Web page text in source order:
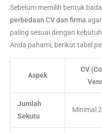
Sebelum memilih bentuk
perbedaan CV dan firma
paling sesuai dengan
Anda pahami, berikut tabel
Aspek
CV
Jumlah
Sekutu
Minimal